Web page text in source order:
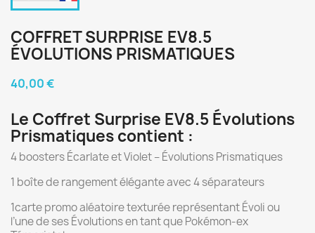
COFFRET SURPRISE EV8.5
ÉVOLUTIONS PRISMATIQUES
40,00 €
Le Coffret Surprise EV8.5 Évolutions
Prismatiques contient :
4 boosters Écarlate et Violet – Évolutions Prismatiques
1 boîte de rangement élégante avec 4 séparateurs
1carte promo aléatoire texturée représentant Évoli ou
l’une de ses Évolutions en tant que Pokémon-ex